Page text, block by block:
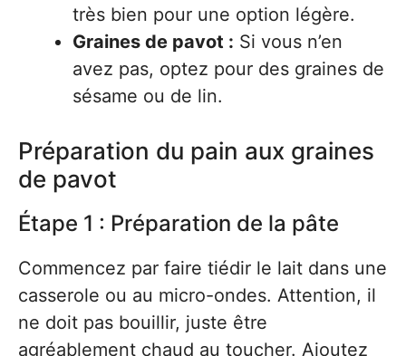
très bien pour une option légère.
Graines de pavot : Si vous n’en
avez pas, optez pour des graines de
sésame ou de lin.
Préparation du pain aux graines
de pavot
Étape 1 : Préparation de la pâte
Commencez par faire tiédir le lait dans une
casserole ou au micro-ondes. Attention, il
ne doit pas bouillir, juste être
agréablement chaud au toucher. Ajoutez